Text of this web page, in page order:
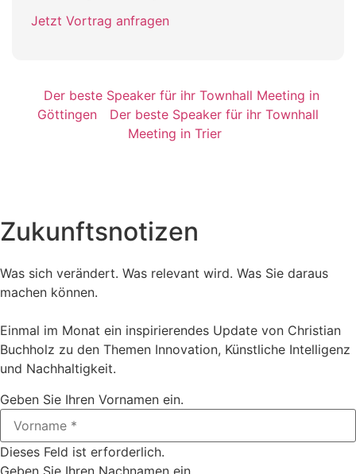
Jetzt Vortrag anfragen
Der beste Speaker für ihr Townhall Meeting in
Göttingen
Der beste Speaker für ihr Townhall
Meeting in Trier
Zukunftsnotizen
Was sich verändert. Was relevant wird. Was Sie daraus
machen können.
Einmal im Monat ein inspirierendes Update von Christian
Buchholz zu den Themen Innovation, Künstliche Intelligenz
und Nachhaltigkeit.
Geben Sie Ihren Vornamen ein.
Dieses Feld ist erforderlich.
Geben Sie Ihren Nachnamen ein.